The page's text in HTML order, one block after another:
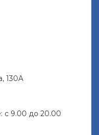
130А
с 9.00 до 20.00